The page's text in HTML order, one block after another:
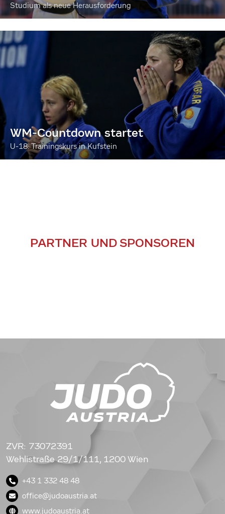
Studium als neue Herausforderung
WM-Countdown startet
U-18: Trainingskurs in Kufstein
PARTNER UND SPONSOREN
ZVR: 73072391
Wehlistraße 29/1/111, 1200 Wien
+43 1 332 48 48
office@judoaustria.at
www.judoaustria.at